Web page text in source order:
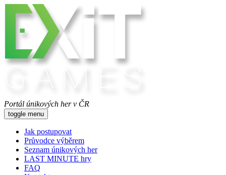
Portál únikových her v ČR
toggle menu
Jak postupovat
Průvodce výběrem
Seznam únikových her
LAST MINUTE hry
FAQ